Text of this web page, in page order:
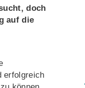
doch
auf die
erfolgreich